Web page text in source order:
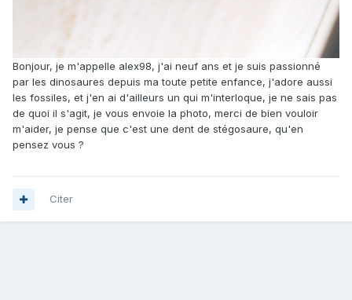
Bonjour, je m'appelle alex98, j'ai neuf ans et je suis passionné
par les dinosaures depuis ma toute petite enfance, j'adore aussi
les fossiles, et j'en ai d'ailleurs un qui m'interloque, je ne sais pas
de quoi il s'agit, je vous envoie la photo, merci de bien vouloir
m'aider, je pense que c'est une dent de stégosaure, qu'en
pensez vous ?
Citer